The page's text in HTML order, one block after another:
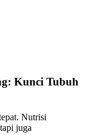
Kunci Tubuh
Nutrisi
juga